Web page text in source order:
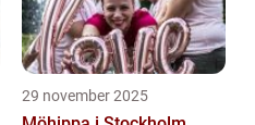
29 november 2025